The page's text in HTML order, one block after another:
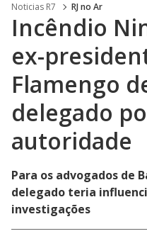
Noticias R7 RJ no Ar
Incêndio
ex-
Flamengo
delegado
autoridade
Para os advogados de
delegado teria
investigações